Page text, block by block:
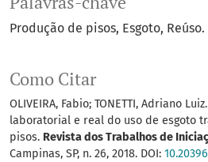
Produção de pisos Esgoto Reúso.
Como Citar
OLIVEIRA, Fabio; TONETTI, Adriano
laboratorial e real do uso de esgoto
pisos. Revista dos Trabalhos de
Campinas, SP, n. 26, 2018. DOI: